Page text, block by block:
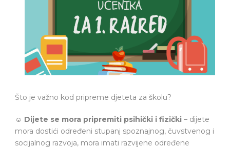
Što je važno kod pripreme djeteta za školu?
☺ Dijete se mora pripremiti psihički i fizički – dijete
mora dostići određeni stupanj spoznajnog, čuvstvenog i
socijalnog razvoja, mora imati razvijene određene